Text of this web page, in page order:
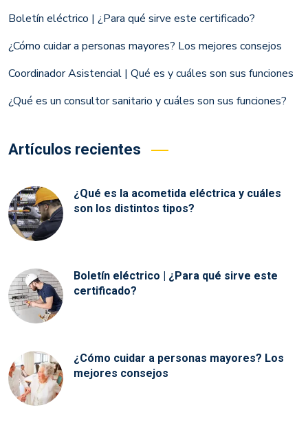
Boletín eléctrico | ¿Para qué sirve este certificado?
¿Cómo cuidar a personas mayores? Los mejores consejos
Coordinador Asistencial | Qué es y cuáles son sus funciones
¿Qué es un consultor sanitario y cuáles son sus funciones?
Artículos recientes
¿Qué es la acometida eléctrica y cuáles
son los distintos tipos?
Boletín eléctrico | ¿Para qué sirve este
certificado?
¿Cómo cuidar a personas mayores? Los
mejores consejos